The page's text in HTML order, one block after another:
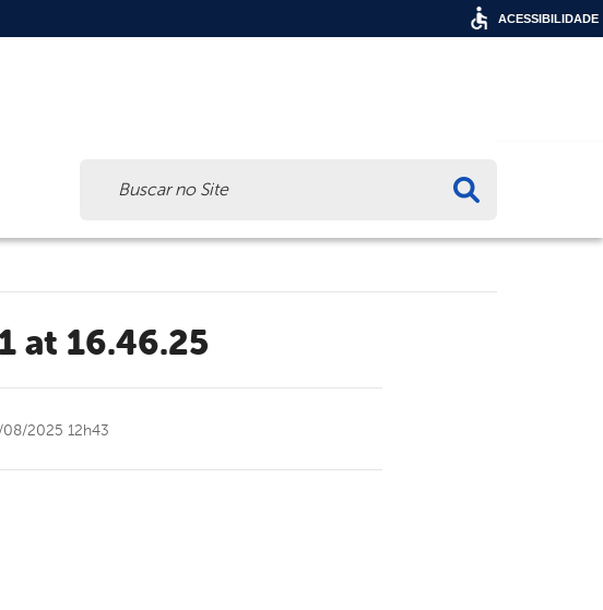
at 16.46.25
2025 12h43
ACESSIBILIDADE